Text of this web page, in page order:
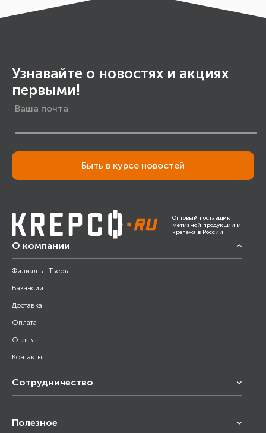
Узнавайте о новостях и акциях
первыми!
Быть в курсе новостей
Оптовый поставщик
метизной продукции и
крепежа в России
О компании
Филиал в г.Тверь
Вакансии
Доставка
Оплата
Отзывы
Контакты
Сотрудничество
Снабжение строительства
Полезное